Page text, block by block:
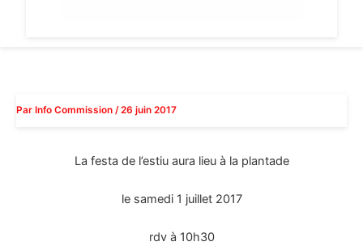
Par Info Commission /26 juin 2017
La festa de l’estiu aura lieu à la plantade
le samedi 1 juillet 2017
rdv à 10h30